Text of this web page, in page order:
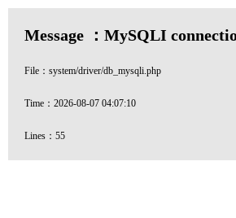
Message ：MySQLI
File：system/driver/db_mysqli.php
Time：2026-08-07 04:07:10
Lines：55